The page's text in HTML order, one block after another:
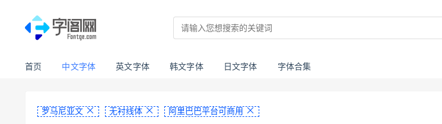
首页 中文字体 英文字体 韩文字体 日文字体 字体合集
罗马尼亚文 无衬线体 阿里巴巴平台可商用